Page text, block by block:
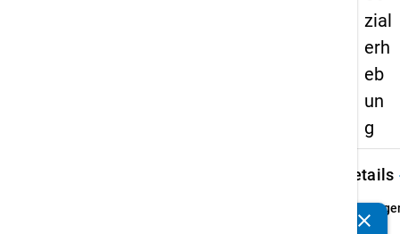
zial
erh
eb
un
g
Details
67
clear